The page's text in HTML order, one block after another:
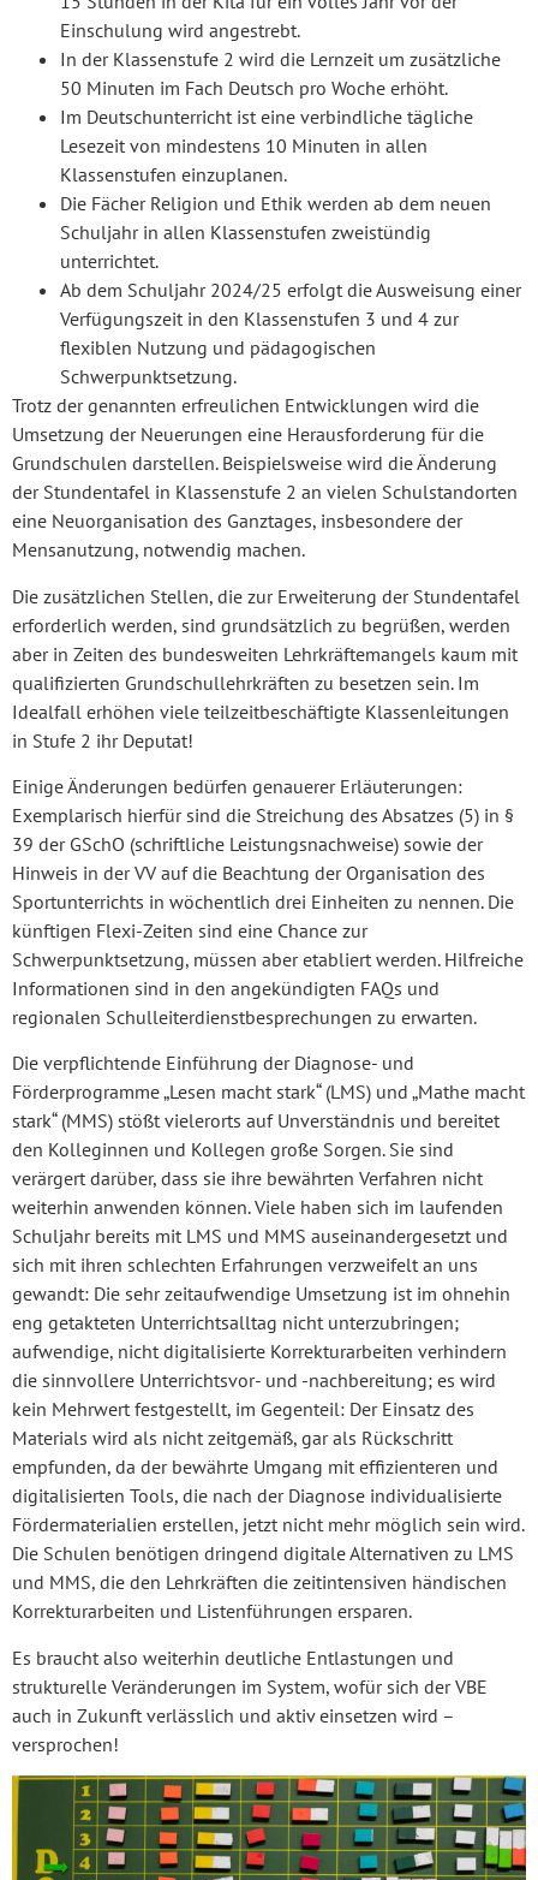
Einschulung wird angestrebt.
In der Klassenstufe 2 wird die Lernzeit um zusätzliche
50 Minuten im Fach Deutsch pro Woche erhöht.
Im Deutschunterricht ist eine verbindliche tägliche
Lesezeit von mindestens 10 Minuten in allen
Klassenstufen einzuplanen.
Die Fächer Religion und Ethik werden ab dem neuen
Schuljahr in allen Klassenstufen zweistündig
unterrichtet.
Ab dem Schuljahr 2024/25 erfolgt die Ausweisung einer
Verfügungszeit in den Klassenstufen 3 und 4 zur
flexiblen Nutzung und pädagogischen
Schwerpunktsetzung.
Trotz der genannten erfreulichen Entwicklungen wird die
Umsetzung der Neuerungen eine Herausforderung für die
Grundschulen darstellen. Beispielsweise wird die Änderung
der Stundentafel in Klassenstufe 2 an vielen Schulstandorten
eine Neuorganisation des Ganztages, insbesondere der
Mensanutzung, notwendig machen.
Die zusätzlichen Stellen, die zur Erweiterung der Stundentafel
erforderlich werden, sind grundsätzlich zu begrüßen, werden
aber in Zeiten des bundesweiten Lehrkräftemangels kaum mit
qualifizierten Grundschullehrkräften zu besetzen sein. Im
Idealfall erhöhen viele teilzeitbeschäftigte Klassenleitungen
in Stufe 2 ihr Deputat!
Einige Änderungen bedürfen genauerer Erläuterungen:
Exemplarisch hierfür sind die Streichung des Absatzes (5) in §
39 der GSchO (schriftliche Leistungsnachweise) sowie der
Hinweis in der VV auf die Beachtung der Organisation des
Sportunterrichts in wöchentlich drei Einheiten zu nennen. Die
künftigen Flexi-Zeiten sind eine Chance zur
Schwerpunktsetzung, müssen aber etabliert werden. Hilfreiche
Informationen sind in den angekündigten FAQs und
regionalen Schulleiterdienstbesprechungen zu erwarten.
Die verpflichtende Einführung der Diagnose- und
Förderprogramme „Lesen macht stark“ (LMS) und „Mathe macht
stark“ (MMS) stößt vielerorts auf Unverständnis und bereitet
den Kolleginnen und Kollegen große Sorgen. Sie sind
verärgert darüber, dass sie ihre bewährten Verfahren nicht
weiterhin anwenden können. Viele haben sich im laufenden
Schuljahr bereits mit LMS und MMS auseinandergesetzt und
sich mit ihren schlechten Erfahrungen verzweifelt an uns
gewandt: Die sehr zeitaufwendige Umsetzung ist im ohnehin
eng getakteten Unterrichtsalltag nicht unterzubringen;
aufwendige, nicht digitalisierte Korrekturarbeiten verhindern
die sinnvollere Unterrichtsvor- und -nachbereitung; es wird
kein Mehrwert festgestellt, im Gegenteil: Der Einsatz des
Materials wird als nicht zeitgemäß, gar als Rückschritt
empfunden, da der bewährte Umgang mit effizienteren und
digitalisierten Tools, die nach der Diagnose individualisierte
Fördermaterialien erstellen, jetzt nicht mehr möglich sein wird.
Die Schulen benötigen dringend digitale Alternativen zu LMS
und MMS, die den Lehrkräften die zeitintensiven händischen
Korrekturarbeiten und Listenführungen ersparen.
Es braucht also weiterhin deutliche Entlastungen und
strukturelle Veränderungen im System, wofür sich der VBE
auch in Zukunft verlässlich und aktiv einsetzen wird –
versprochen!